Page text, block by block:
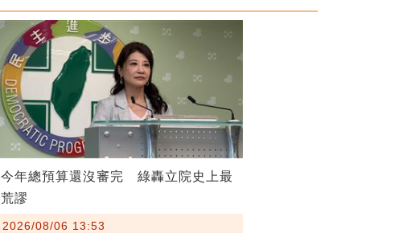
今年總預算還沒審完 綠轟立院史上最
荒謬
2026/08/06 13:53